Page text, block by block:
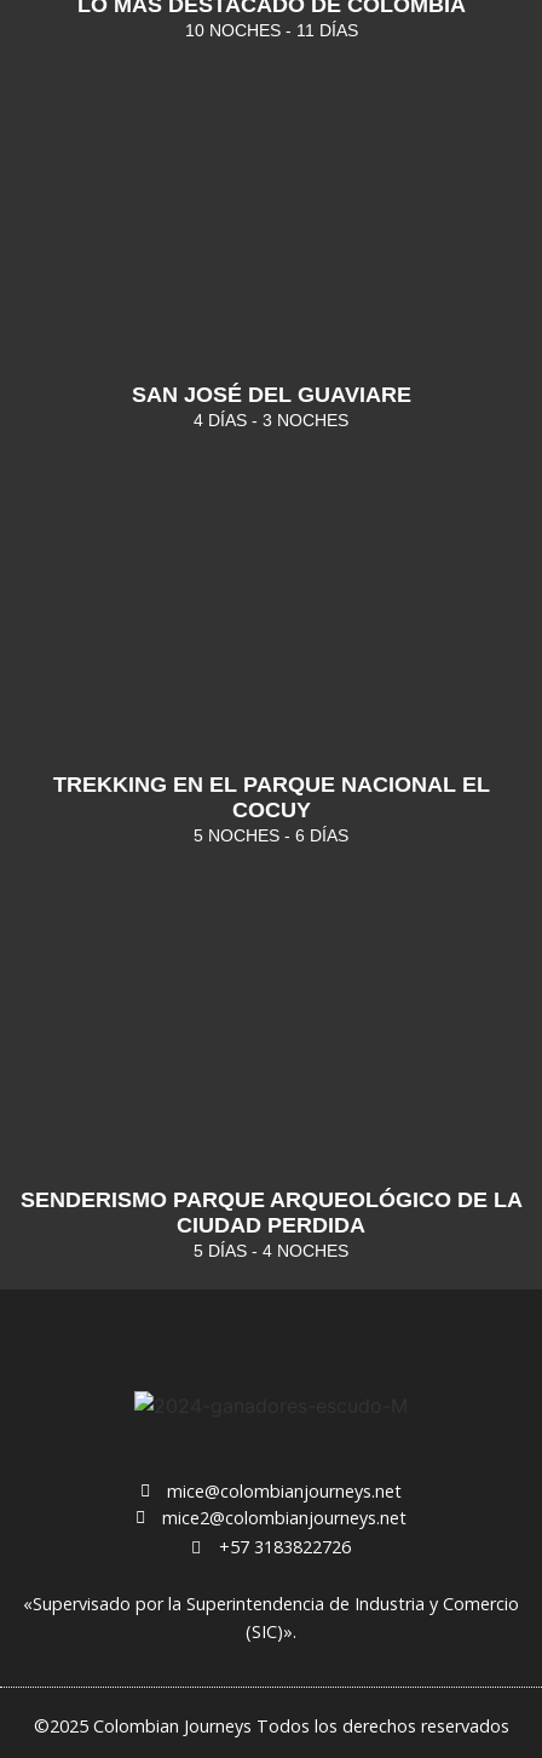
LO MÁS DESTACADO DE COLOMBIA
10 NOCHES - 11 DÍAS
SAN JOSÉ DEL GUAVIARE
4 DÍAS - 3 NOCHES
TREKKING EN EL PARQUE NACIONAL EL
COCUY
5 NOCHES - 6 DÍAS
SENDERISMO PARQUE ARQUEOLÓGICO DE LA
CIUDAD PERDIDA
5 DÍAS - 4 NOCHES
mice@colombianjourneys.net
mice2@colombianjourneys.net
+57 3183822726
«Supervisado por la Superintendencia de Industria y Comercio
(SIC)».
©2025 Colombian Journeys Todos los derechos reservados